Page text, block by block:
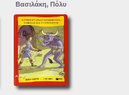
Βασιλάκη, Πόλυ